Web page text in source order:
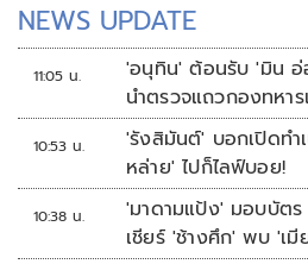
NEWS UPDATE
11:05 น.
'อนุทิน' ต้อนรับ 'มิน อ่
นำตรวจแถวกองทหา
10:53 น.
'รังสิมันต์' บอกเปิดท
หล่าย' ไปก็ไลฟ์บอย!
10:38 น.
'มาดามแป้ง' มอบบัตร
เชียร์ 'ช้างศึก' พบ 'เมี